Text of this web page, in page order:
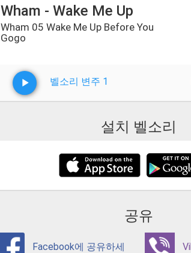
Wham - Wake Me Up
Wham 05 Wake Me Up Before You
Gogo
벨소리 변주 1
설치 벨소리
공유
Facebook에 공유하세